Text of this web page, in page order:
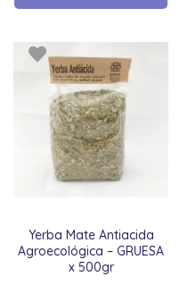
Yerba Mate Antiacida
Agroecológica – GRUESA
x 500gr